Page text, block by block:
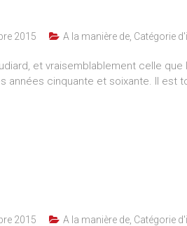
2015 A la manière de Catégorie
et vraisemblablement celle
années cinquante et soixante. Il est
2015 A la manière de Catégorie